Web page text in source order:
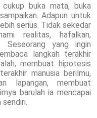
cukup buka mata, buka
Adapun untuk
serius. Tidak sekedar
realitas, hafalkan,
Seseorang yang ingin
langkah terakhir
membuat hipotesis
manusia berilmu,
lapangan, membuat
barulah ia mencapai